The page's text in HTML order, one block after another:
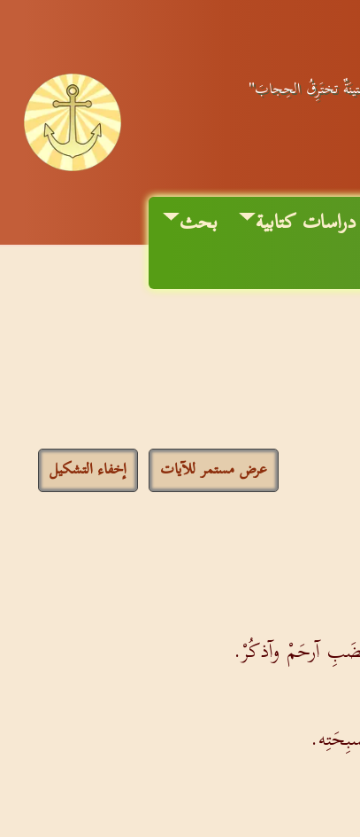
تختَرِقُ الحِجابَ"
دراسات كتابية بحث
عرض مستمر للآيات إخفاء التشكيل
آرحَمْ وآذكُرْ.